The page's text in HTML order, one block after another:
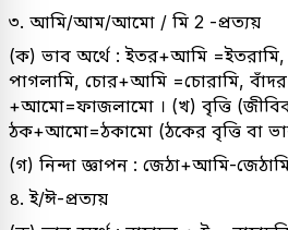
৩. আমি/আম/আমো / মি 2 -প্রত্যয়
(ক) ভাব অর্থে : ইতর+আমি
পাগলামি, চোর+আমি =চোরামি,
+আমো=ফাজলামো । (খ) বৃত্তি
ঠক+আমো=ঠকামো (ঠকের বৃত্তি বা
(গ) নিন্দা জ্ঞাপন : জেঠা+আমি-
৪. ই/ঈ-প্রত্যয়